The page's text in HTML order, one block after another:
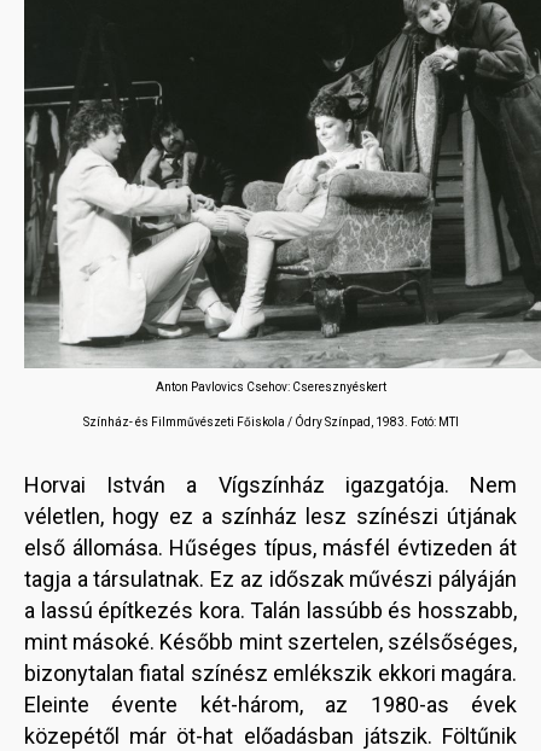
Anton Pavlovics Csehov: Cseresznyéskert
Színház- és Filmművészeti Főiskola / Ódry Színpad, 1983. Fotó: MTI
Horvai István a Vígszínház igazgatója. Nem
véletlen, hogy ez a színház lesz színészi útjának
első állomása. Hűséges típus, másfél évtizeden át
tagja a társulatnak. Ez az időszak művészi pályáján
a lassú építkezés kora. Talán lassúbb és hosszabb,
mint másoké. Később mint szertelen, szélsőséges,
bizonytalan fiatal színész emlékszik ekkori magára.
Eleinte évente két-három, az 1980-as évek
közepétől már öt-hat előadásban játszik. Föltűnik